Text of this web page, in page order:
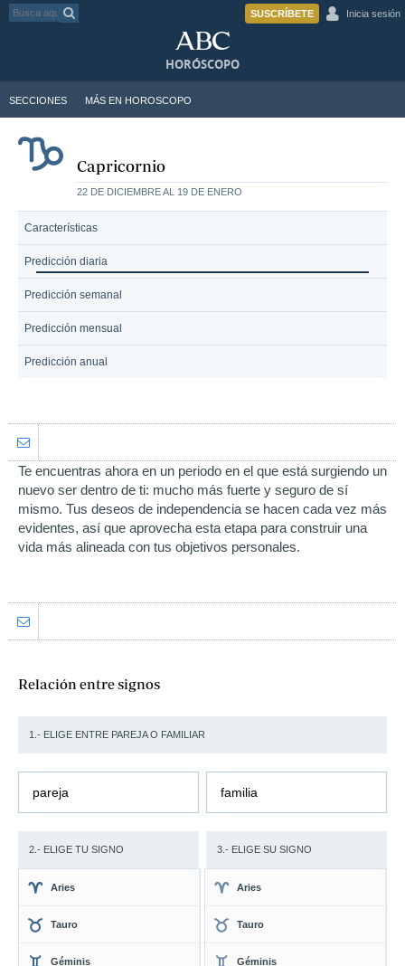
SUSCRÍBETE Inicia sesión
SECCIONES MÁS EN HOROSCOPO
HORÓSCOPO
Capricornio
22 DE DICIEMBRE AL 19 DE ENERO
Características
Predicción diaria
Predicción semanal
Predicción mensual
Predicción anual
Te encuentras ahora en un periodo en el que está surgiendo un
nuevo ser dentro de ti: mucho más fuerte y seguro de sí
mismo. Tus deseos de independencia se hacen cada vez más
evidentes, así que aprovecha esta etapa para construir una
vida más alineada con tus objetivos personales.
Relación entre signos
1.- ELIGE ENTRE PAREJA O FAMILIAR
pareja familia
2.- ELIGE TU SIGNO 3.- ELIGE SU SIGNO
Aries
Tauro
Géminis
Aries
Tauro
Géminis